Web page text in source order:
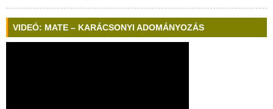
VIDEÓ: MATE – KARÁCSONYI ADOMÁNYOZÁS